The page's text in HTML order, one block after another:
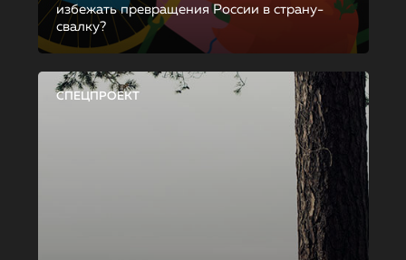
избежать превращения России в страну-
свалку?
СПЕЦПРОЕКТ